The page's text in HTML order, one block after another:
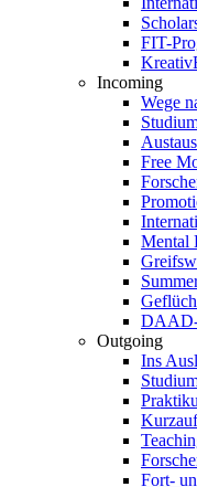
FIT-
Incoming
Wege
Free
Mental
Outgoing
Ins
Fort-